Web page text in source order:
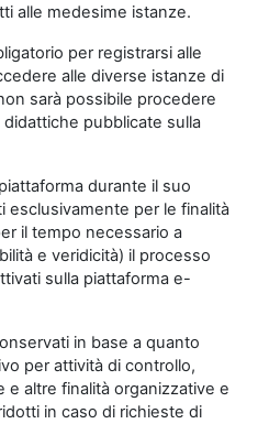
alle medesime istanze.
per registrarsi alle
alle diverse istanze di
sarà possibile procedere
pubblicate sulla
durante il suo
esclusivamente per le finalità
il tempo necessario a
e veridicità) il processo
sulla piattaforma e-
in base a quanto
per attività di controllo,
altre finalità organizzative e
in caso di richieste di